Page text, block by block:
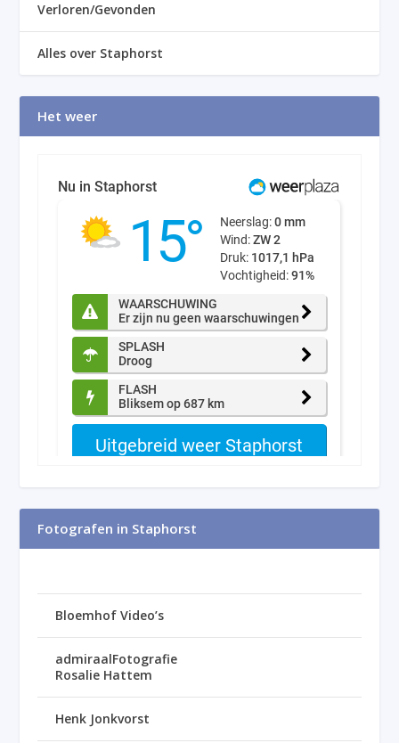
Verloren/Gevonden
Alles over Staphorst
Het weer
Fotografen in Staphorst
Bloemhof Video’s
admiraalFotografie
Rosalie Hattem
Henk Jonkvorst